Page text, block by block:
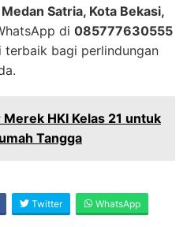
Satria, Kota Bekasi,
di 085777630555
terbaik bagi perlindungan
HKI Kelas 21 untuk
Tangga
Twitter WhatsApp